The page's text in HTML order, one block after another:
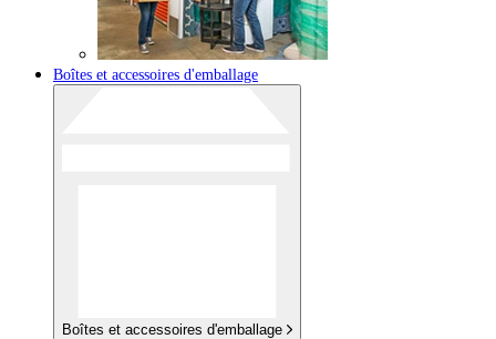
Boîtes et accessoires d'emballage
Boîtes et accessoires d'emballage